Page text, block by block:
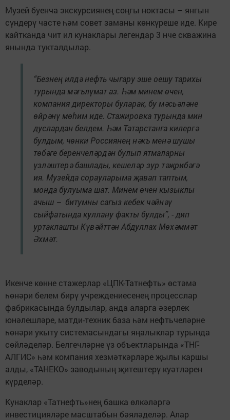
Музей буенча экскурсиянең соңгы ноктасы – янгын
сүндерү часте һәм совет заманы көнкүреше иде. Кире
кайтканда чит ил кунаклары легендар 3 нче скважина
янында тукталдылар.
“Безнең илдә нефть чыгару эше оешу тарихы
турында мәгълүмат аз. Һәм минем өчен,
компания директоры буларак, бу мәсьәләне
өйрәнү мөһим иде. Стажировка турында мин
дуслардан белдем. Һәм Татарстанга килергә
булдым, чөнки Россиянең нәкъ менә шушы
төбәге беренчеләрдән булып ятмаларны
үзләштерә башлады, кешеләр зур тәҗрибәгә
ия. Музейда сорауларыма җавап таптым,
монда булуыма шат. Минем өчен кызыклы
ачыш – битумны сагыз кебек чәйнәү
сыйфатында куллану факты булды”, - дип
уртаклашты Күвәйттән Абдуллах Мөхәммәт
Әхмәт.
Икенче көнне стажерлар «ЦПК-Татнефть» өстәмә
һөнәри белем бирү учреждениесенең процесслар
фабрикасында булдылар, анда аларга әзерлек
юнәлешләре, матди-техник база һәм нефтьчеләрне
һөнәри укыту системасындагы яңалыклар турында
сөйләделәр. Белгечләрне үз объектларында «ТНГ-
АЛГИС» һәм компания хезмәткәрләре җылы каршы
алды, «ТАНЕКО» заводының җитештерү куәтләрен
күрделәр.
Кунаклар «Татнефть»нең башка өлкәләргә
инвестицияләре масштабын бәяләделәр. Алар